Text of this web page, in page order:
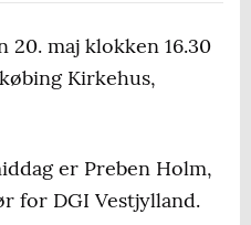
20. maj klokken 16.30
Kirkehus,
er Preben Holm,
for DGI Vestjylland.